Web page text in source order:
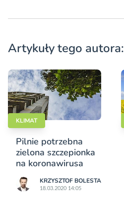
Artykuły tego autora:
KLIMAT
Pilnie potrzebna
zielona szczepionka
na koronawirusa
KRZYSZTOF BOLESTA
18.03.2020 14:05